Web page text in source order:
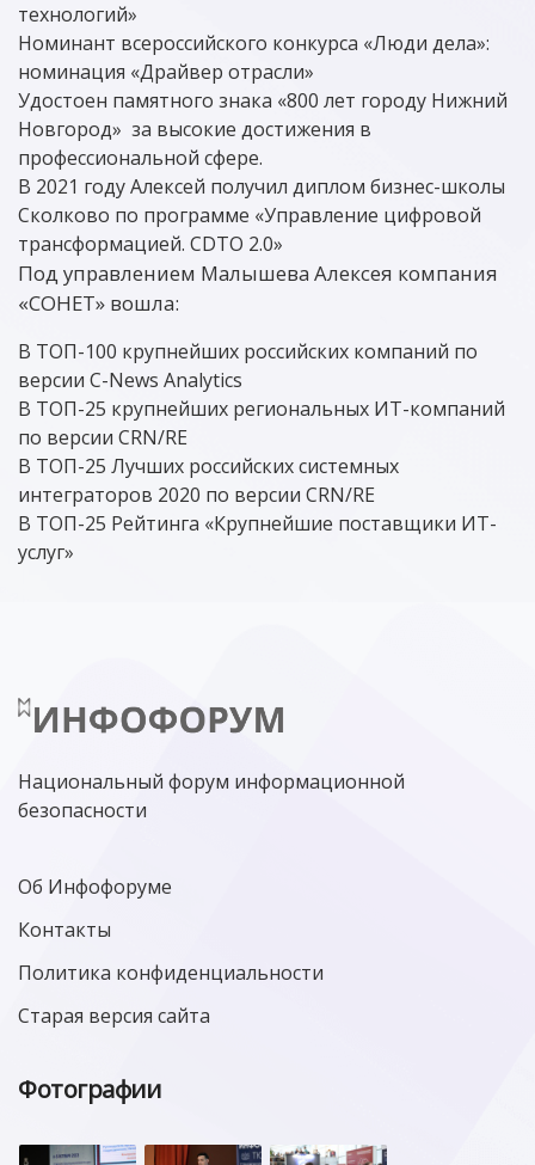
технологий»
Номинант всероссийского конкурса «Люди дела»:
номинация «Драйвер отрасли»
Удостоен памятного знака «800 лет городу Нижний
Новгород» за высокие достижения в
профессиональной сфере.
В 2021 году Алексей получил диплом бизнес-школы
Сколково по программе «Управление цифровой
трансформацией. CDTO 2.0»
Под управлением Малышева Алексея компания
«СОНЕТ» вошла:
В ТОП-100 крупнейших российских компаний по
версии C-News Analytics
В ТОП-25 крупнейших региональных ИТ-компаний
по версии CRN/RE
В ТОП-25 Лучших российских системных
интеграторов 2020 по версии CRN/RE
В ТОП-25 Рейтинга «Крупнейшие поставщики ИТ-
услуг»
Национальный форум информационной
безопасности
Об Инфофоруме
Контакты
Политика конфиденциальности
Старая версия сайта
Фотографии